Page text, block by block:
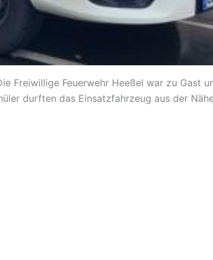
Freiwillige Feuerwehr Heeßel war zu Gast
durften das Einsatzfahrzeug aus der